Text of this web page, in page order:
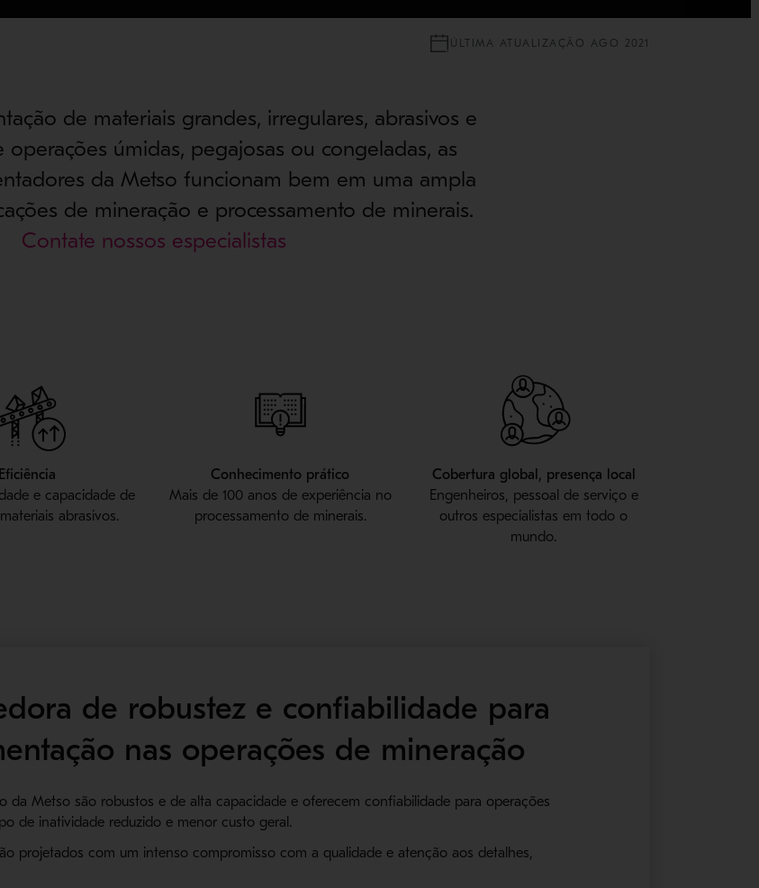
ÚLTIMA ATUALIZAÇÃO AGO 2021
de materiais grandes, irregulares, abrasivos e
operações úmidas, pegajosas ou congeladas, as
da Metso funcionam bem em uma ampla
de mineração e processamento de minerais.
Contate nossos especialistas
Eficiência
e capacidade de
abrasivos.
Conhecimento prático
Mais de 100 anos de experiência no
processamento de minerais.
Cobertura global, presença local
Engenheiros, pessoal de serviço e
outros especialistas em todo o
mundo.
de robustez e confiabilidade para
nas operações de mineração
da Metso são robustos e de alta capacidade e oferecem confiabilidade para operações
de inatividade reduzido e menor custo geral.
projetados com um intenso compromisso com a qualidade e atenção aos detalhes,